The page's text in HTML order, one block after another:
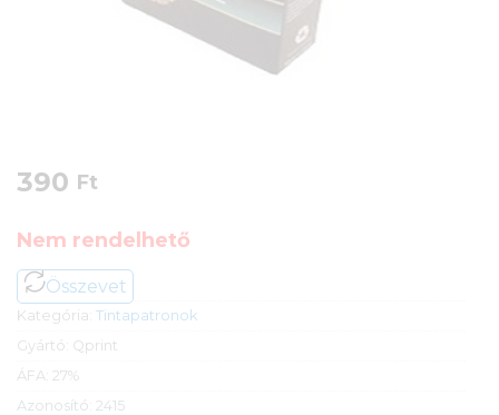
390 Ft
Nem rendelhető
Összevet
Kategória: Tintapatronok
Gyártó: Qprint
ÁFA: 27%
Azonosító: 2415